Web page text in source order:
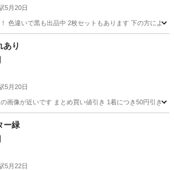
5月20日
色違いで黒も出品中 2枚セットもあります 下の方によく
上塩屋駅
あり
5月20日
画像が近いです まとめ買い値引き 1着につき50円引き
上塩屋駅
ー緑
5月22日